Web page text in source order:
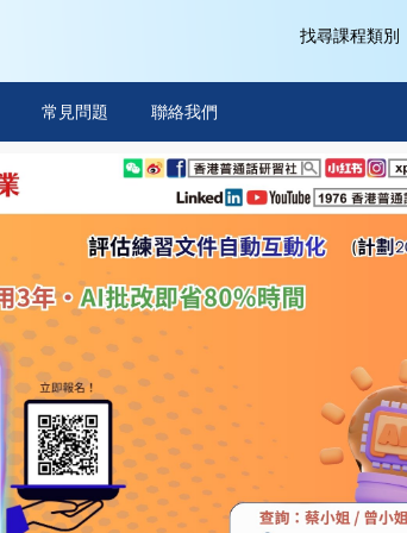
找尋課程類別
常見問題 聯絡我們